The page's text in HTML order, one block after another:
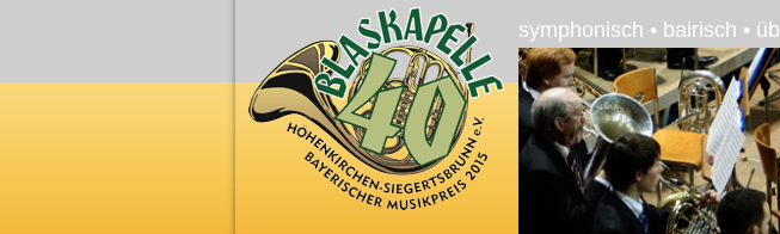
symphonisch • bairisch •